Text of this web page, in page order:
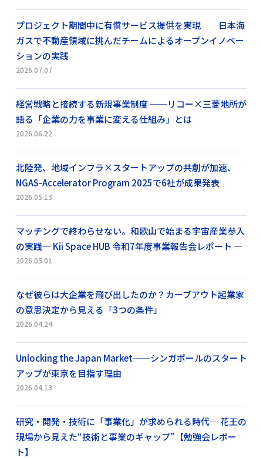
プロジェクト期間中に有償サービス提供を実現 日本海
ガスで不動産領域に挑んだチームによるオープンイノベー
ションの実践
2026.07.07
経営戦略と接続する新規事業制度 ──リコー×三菱地所が
語る「企業の力を事業に変える仕組み」とは
2026.06.22
北陸発、地域インフラ×スタートアップの共創が加速、
NGAS-Accelerator Program 2025で6社が成果発表
2026.05.13
マッチングで終わらせない。和歌山で始まる宇宙産業参入
の実践― Kii Space HUB 令和7年度事業報告会レポート ―
2026.05.01
なぜ彼らは大企業を飛び出したのか？カーブアウト起業家
の意思決定から見える「3つの条件」
2026.04.24
Unlocking the Japan Market——シンガポールのスタート
アップが東京を目指す理由
2026.04.13
研究・開発・技術に「事業化」が求められる時代― 花王の
現場から見えた“技術と事業のギャップ”【勉強会レポー
ト】